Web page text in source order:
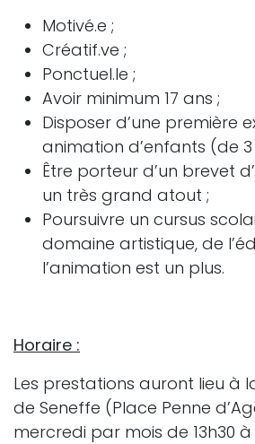
Motivé.e ;
Créatif.ve ;
Ponctuel.le ;
Avoir minimum 17 ans ;
Disposer d’une première
animation d’enfants (de
Être porteur d’un brevet
un très grand atout ;
Poursuivre un cursus
domaine artistique, de
l’animation est un plus.
Horaire :
Les prestations auront lieu à
de Seneffe (Place Penne
mercredi par mois de 13h30